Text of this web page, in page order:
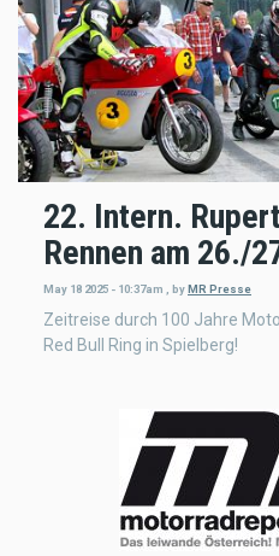
22. Intern.
Rennen am 26./
May 18 2025 - 10:37am byMR Presse
Zeitreise durch 100 Jahre
Red Bull Ring in Spielberg!